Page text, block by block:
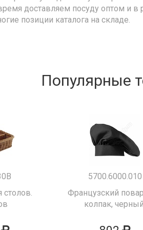
доставляем посуду оптом и
позиции каталога на складе.
Популярные
столов.
5700.6000.010
Французский
колпак,